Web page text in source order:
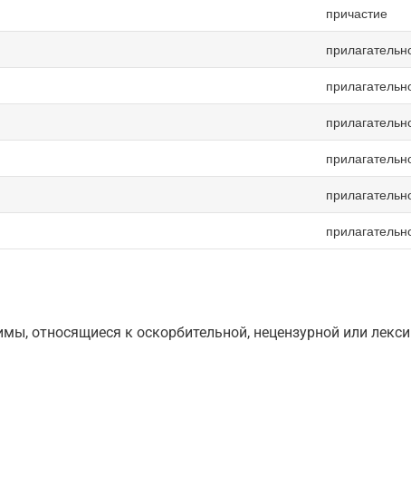
причастие
относящиеся к оскорбительной, нецензурной или